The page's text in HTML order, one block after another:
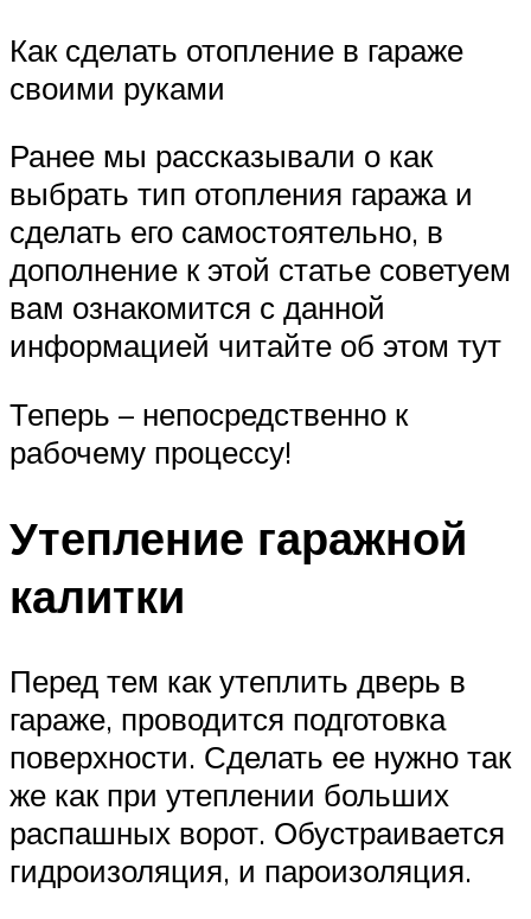
Как сделать отопление в гараже
своими руками
Ранее мы рассказывали о как
выбрать тип отопления гаража и
сделать его самостоятельно, в
дополнение к этой статье советуем
вам ознакомится с данной
информацией читайте об этом тут
Теперь – непосредственно к
рабочему процессу!
Утепление гаражной
калитки
Перед тем как утеплить дверь в
гараже, проводится подготовка
поверхности. Сделать ее нужно так
же как при утеплении больших
распашных ворот. Обустраивается
гидроизоляция, и пароизоляция.